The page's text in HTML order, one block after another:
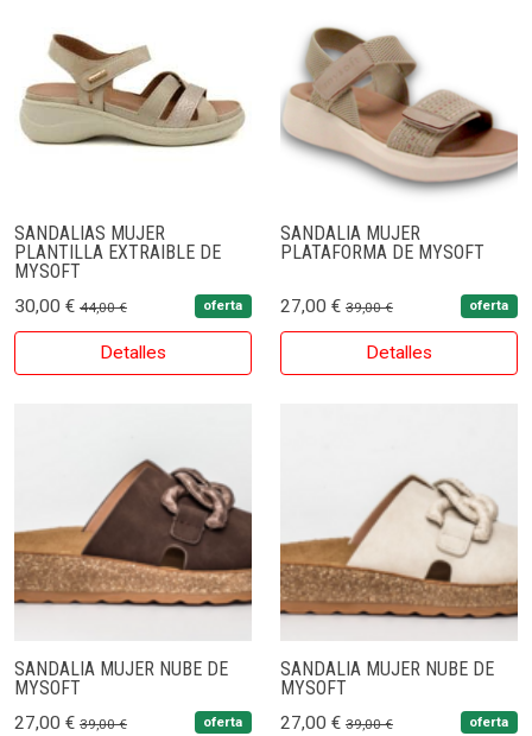
SANDALIAS MUJER
PLANTILLA EXTRAIBLE DE
MYSOFT
30,00 € 44,00 € oferta
Detalles
SANDALIA MUJER
PLATAFORMA DE MYSOFT
27,00 € 39,00 € oferta
Detalles
SANDALIA MUJER NUBE DE
MYSOFT
27,00 € 39,00 € oferta
SANDALIA MUJER NUBE DE
MYSOFT
27,00 € 39,00 € oferta